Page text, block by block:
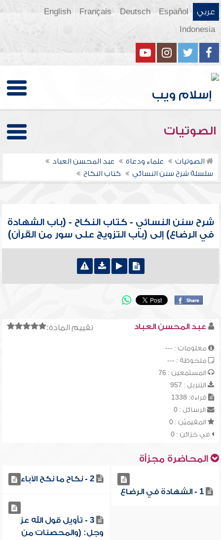
عربي Español
Deutsch
Français
English
Indonesia
الصوتيات
الصوتيات علماء ودعاة
عبد المحسن العباد
سلسلة شرح سنن النسائي
كتاب النكاح
شرح سنن النسائي - كتاب النكاح - (باب الشهادة
في الرضاع) إلى (باب التزويج على سور من القرآن)
تقييم المادة: عبد المحسن العباد
معلومات : ---
ملحوظة : ---
المستمعين : 76
التنزيل : 957
قراءة: 1338
الرسائل : 0
المقيميّن : 0
في خزائن : 0
المحاضرة مجزأة
1 - الشهادة في الرضاع
2 - نكاح ما نكح الآباء
3 - تأويل قول الله عز
وجل: (والمحصنات من